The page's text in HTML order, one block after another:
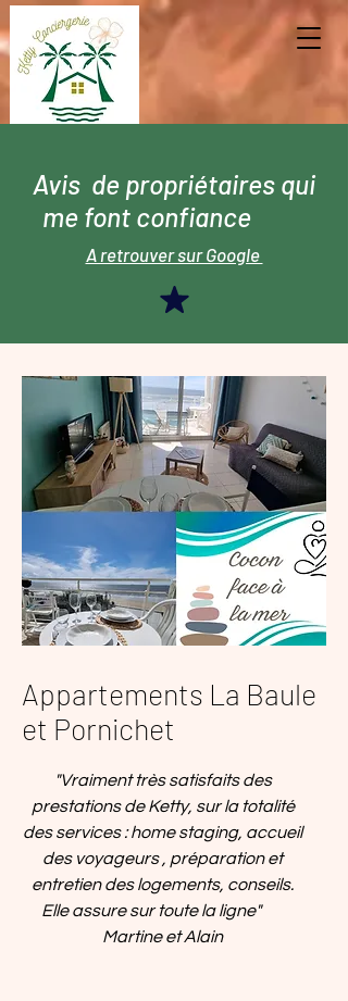
Avis de propriétaires qui
me font confiance
A retrouver sur Google
Appartements La Baule
et Pornichet
"Vraiment très satisfaits des
prestations de Ketty, sur la totalité
des services : home staging, accueil
des voyageurs , préparation et
entretien des logements, conseils.
Elle assure sur toute la ligne"
Martine et Alain